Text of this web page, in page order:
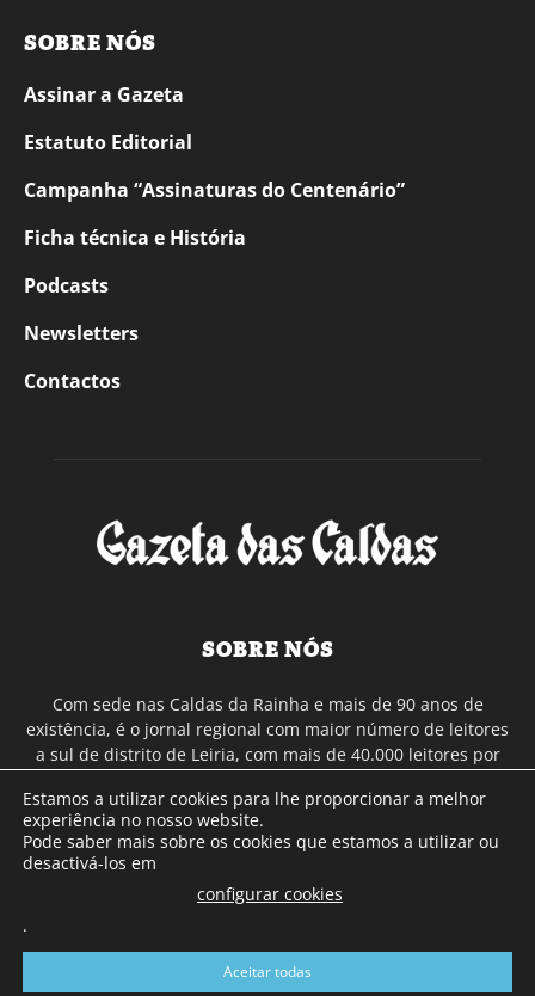
SOBRE NÓS
Assinar a Gazeta
Estatuto Editorial
Campanha “Assinaturas do Centenário”
Ficha técnica e História
Podcasts
Newsletters
Contactos
SOBRE NÓS
Com sede nas Caldas da Rainha e mais de 90 anos de
existência, é o jornal regional com maior número de leitores
a sul de distrito de Leiria, com mais de 40.000 leitores por
Continental e assinatura online.
SIGA-NOS
Estamos a utilizar cookies para lhe proporcionar a melhor
experiência no nosso website.
Pode saber mais sobre os cookies que estamos a utilizar ou
desactivá-los em
configurar cookies
.
Aceitar todas